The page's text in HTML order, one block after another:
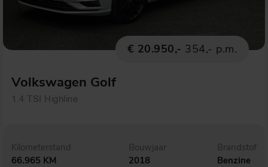
€ 20.950,- 354,- p.m.
Volkswagen Golf
1.4 TSI Highline
Kilometerstand
66.965 KM
Bouwjaar
2018
Brandstof
Benzine